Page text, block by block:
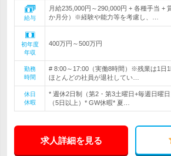
給与
月給235,000円～290,000円 + 各種手当 +
か月分）※経験や能力等を考慮し、…
初年度
年収
400万円～500万円
勤務
時間
# 8:00～17:00（実働8時間）※残業は1日
ほとんどの社員が退社してい…
休日
休暇
* 週休2日制（第2・第3土曜日+毎週日曜
（5日以上）* GW休暇* 夏…
求人詳細を見る